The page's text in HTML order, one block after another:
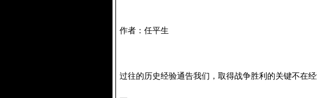
作者：任平生
过往的历史经验通告我们，取得战争胜利的关键不在经